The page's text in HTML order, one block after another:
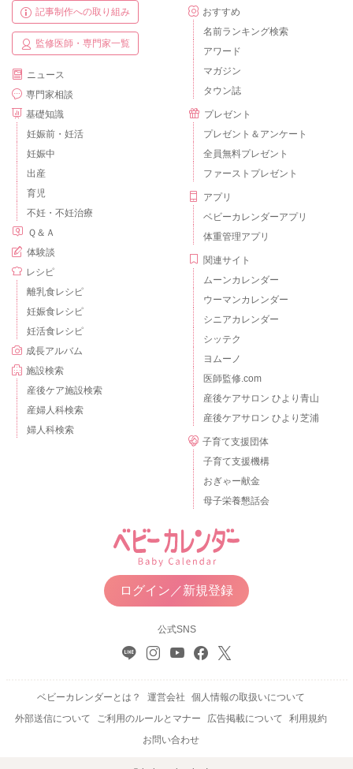
記事制作への取り組み
監修医師・専門家一覧
ニュース
専門家相談
基礎知識
妊娠前・妊活
妊娠中
出産
育児
不妊・不妊治療
Ｑ＆Ａ
体験談
レシピ
離乳食レシピ
妊娠食レシピ
妊活食レシピ
成長アルバム
施設検索
産後ケア施設検索
産婦人科検索
婦人科検索
おすすめ
名前ランキング検索
アワード
マガジン
タウン誌
プレゼント
プレゼント＆アンケート
全員無料プレゼント
ファーストプレゼント
アプリ
ベビーカレンダーアプリ
体重管理アプリ
関連サイト
ムーンカレンダー
ウーマンカレンダー
シニアカレンダー
シッテク
ヨムーノ
医師監修.com
産後ケアサロン ひより青山
産後ケアサロン ひより芝浦
子育て支援団体
子育て支援機構
おぎゃー献金
母子栄養懇話会
ログイン／新規登録
公式SNS
ベビーカレンダーとは？ 運営会社
個人情報の取扱いについて
外部送信について
ご利用のルールとマナー 広告掲載について
利用規約
お問い合わせ